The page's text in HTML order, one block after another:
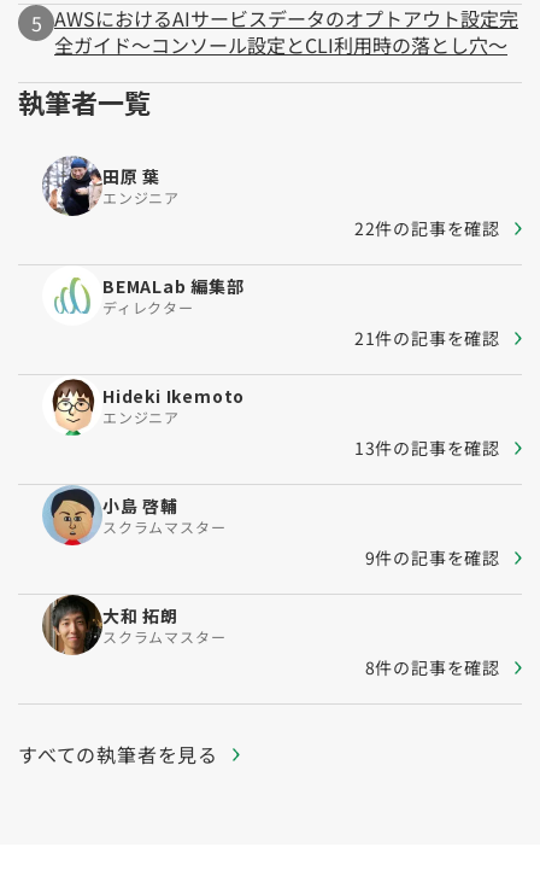
AWSにおけるAIサービスデータのオプトアウト設定完
全ガイド～コンソール設定とCLI利用時の落とし穴～
執筆者一覧
田原 葉
エンジニア
22件の記事を確認
BEMALab 編集部
ディレクター
21件の記事を確認
Hideki Ikemoto
エンジニア
13件の記事を確認
小島 啓輔
スクラムマスター
9件の記事を確認
大和 拓朗
スクラムマスター
8件の記事を確認
すべての執筆者を見る